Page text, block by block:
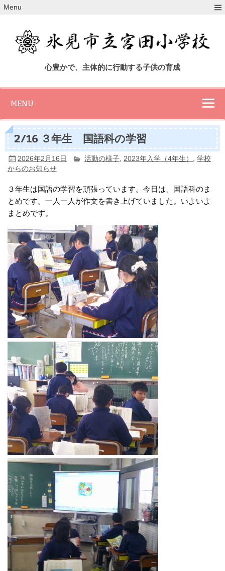
Skip
toMenu
氷見市立宮田小
学校
心豊かで、主体的に行動する子供の育成
MENU
2/16 ３年生 国語科の学習
2026年2月16日 活動の様子 2023年入学（4年生） ,学校
からのお知らせ
３年生は国語の学習を頑張っています。今日は、国語科のま
とめです。一人一人が作文を書き上げていました。いよいよ
まとめです。